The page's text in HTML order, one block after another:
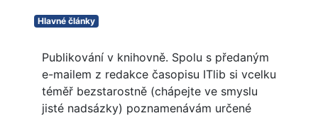
Hlavné články
Publikování v knihovně. Spolu s předaným
e-mailem z redakce časopisu ITlib si vcelku
téměř bezstarostně (chápejte ve smyslu
jisté nadsázky) poznamenávám určené